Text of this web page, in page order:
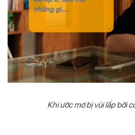
Khi ước mơ bị vùi lấp bởi